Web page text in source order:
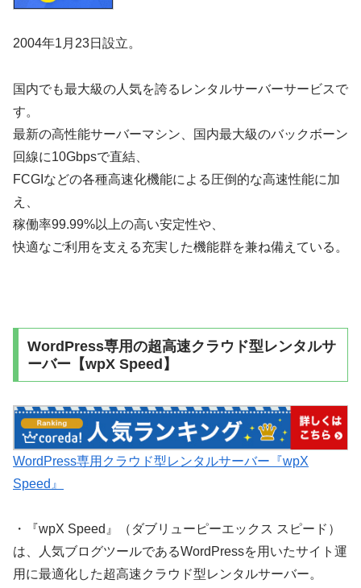
2004年1月23日設立。
国内でも最大級の人気を誇るレンタルサーバーサービスで
す。
最新の高性能サーバーマシン、国内最大級のバックボーン
回線に10Gbpsで直結、
FCGIなどの各種高速化機能による圧倒的な高速性能に加
え、
稼働率99.99%以上の高い安定性や、
快適なご利用を支える充実した機能群を兼ね備えている。
WordPress専用の超高速クラウド型レンタルサ
ーバー【wpX Speed】
WordPress専用クラウド型レンタルサーバー『wpX
Speed』
・『wpX Speed』（ダブリューピーエックス スピード）
は、人気ブログツールであるWordPressを用いたサイト運
用に最適化した超高速クラウド型レンタルサーバー。